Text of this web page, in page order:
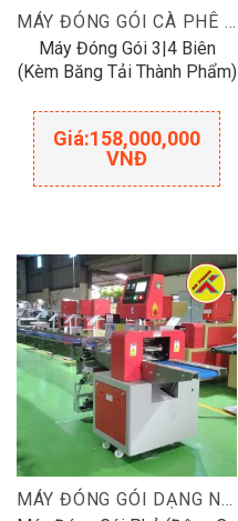
MÁY ĐÓNG GÓI CÀ PHÊ HÒA TAN
Máy Đóng Gói 3|4 Biên
(Kèm Băng Tải Thành Phẩm)
Giá:158,000,000
VNĐ
MÁY ĐÓNG GÓI DẠNG NẰM